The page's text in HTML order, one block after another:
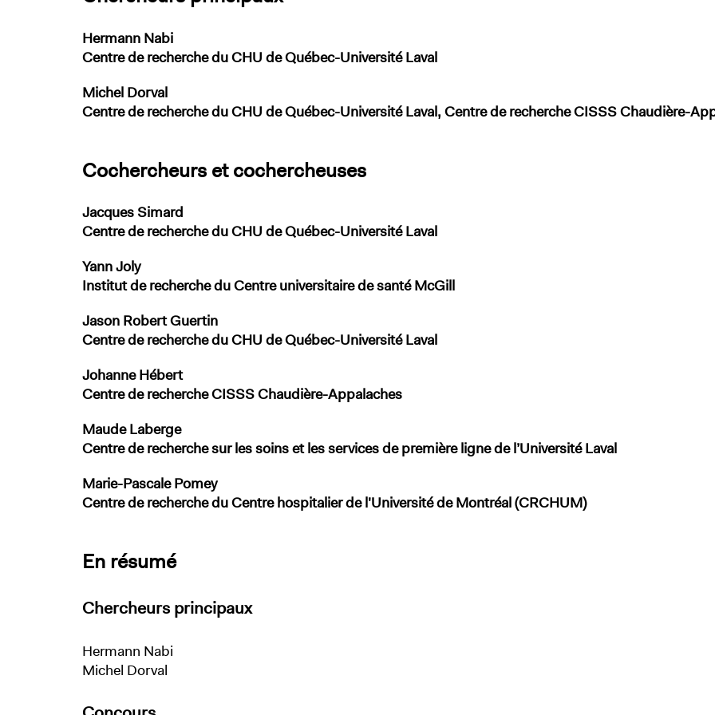
Hermann Nabi
Centre de recherche du CHU de Québec-Université Laval
Michel Dorval
Centre de recherche du CHU de Québec-Université Laval, Centre de recherche CISSS Chaudière-
Cochercheurs et cochercheuses
Jacques Simard
Centre de recherche du CHU de Québec-Université Laval
Yann Joly
Institut de recherche du Centre universitaire de santé McGill
Jason Robert Guertin
Centre de recherche du CHU de Québec-Université Laval
Johanne Hébert
Centre de recherche CISSS Chaudière-Appalaches
Maude Laberge
Centre de recherche sur les soins et les services de première ligne de l’Université Laval
Marie-Pascale Pomey
Centre de recherche du Centre hospitalier de l'Université de Montréal (CRCHUM)
En résumé
Chercheurs principaux
Hermann Nabi
Michel Dorval